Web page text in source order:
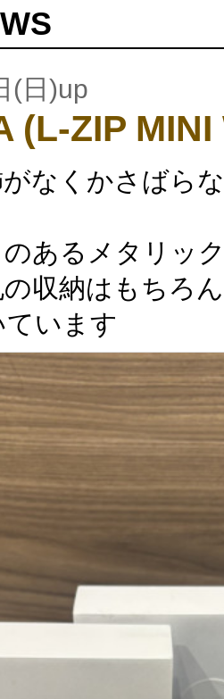
(日)up
(L-ZIP
なくかさばら
あるメタリッ
収納はもちろ
います